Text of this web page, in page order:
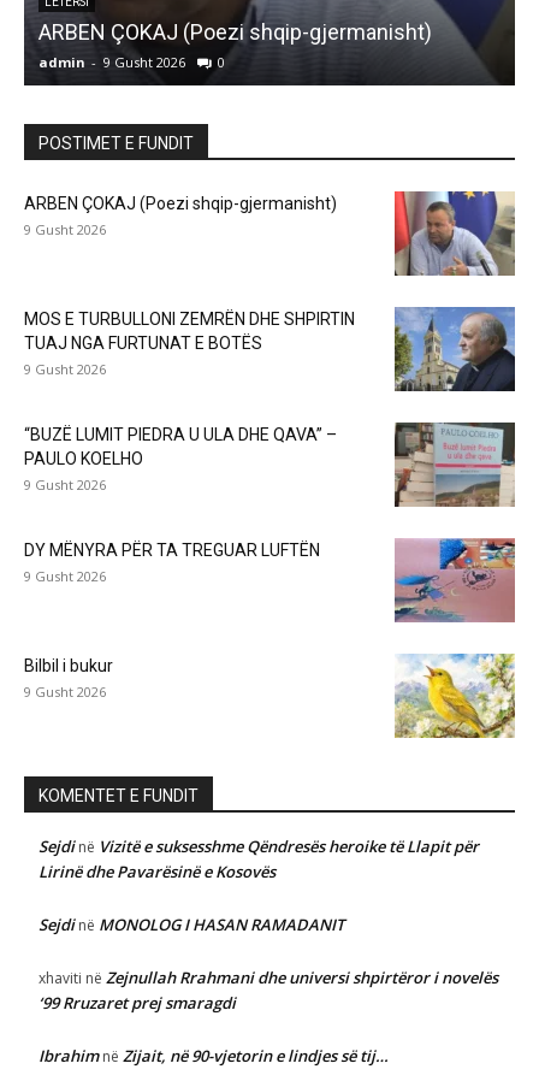
TUAJ NGA FURTUNAT E BOTËS
admin - 9 Gusht 2026 0
POSTIMET E FUNDIT
ARBEN ÇOKAJ (Poezi shqip-gjermanisht)
9 Gusht 2026
MOS E TURBULLONI ZEMRËN DHE SHPIRTIN
TUAJ NGA FURTUNAT E BOTËS
9 Gusht 2026
“BUZË LUMIT PIEDRA U ULA DHE QAVA” –
PAULO KOELHO
9 Gusht 2026
DY MËNYRA PËR TA TREGUAR LUFTËN
9 Gusht 2026
Bilbil i bukur
9 Gusht 2026
KOMENTET E FUNDIT
Sejdinë Vizitë e suksesshme Qëndresës heroike të Llapit për
Lirinë dhe Pavarësinë e Kosovës
Sejdinë MONOLOG I HASAN RAMADANIT
xhaviti në Zejnullah Rrahmani dhe universi shpirtëror i novelës
‘99 Rruzaret prej smaragdi
Ibrahimnë Zijait, në 90-vjetorin e lindjes së tij…